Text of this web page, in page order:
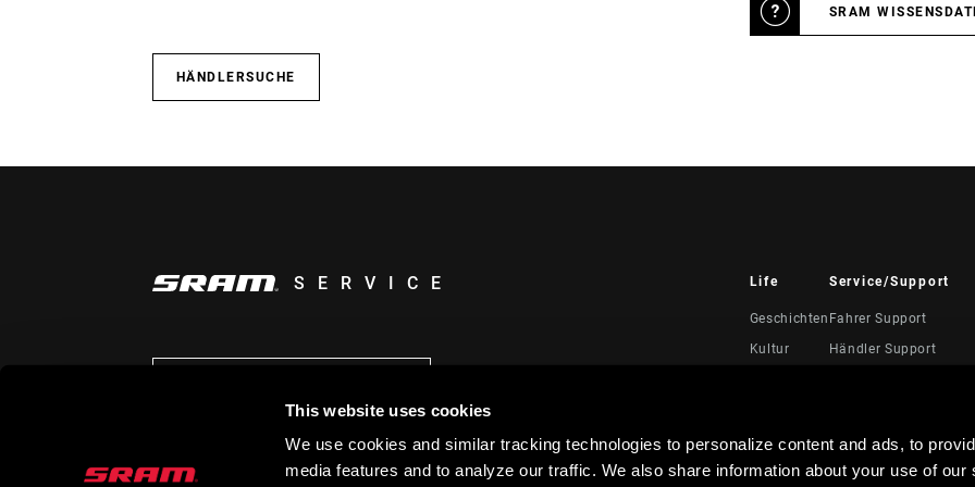
This website uses cookies
We use cookies and similar tracking technologies to personalize content and ads, to
media features and to analyze our traffic. We also share information about your use of our
HÄNDLERSUCHE
SRAM
SERVICE Life
Geschichten
Kultur
Service/Support
Fahrer Support
Händler Support